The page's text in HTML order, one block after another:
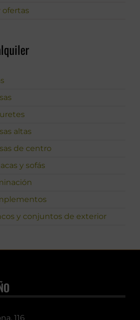
ofertas
altas
de centro
y sofás
y conjuntos de exterior
116